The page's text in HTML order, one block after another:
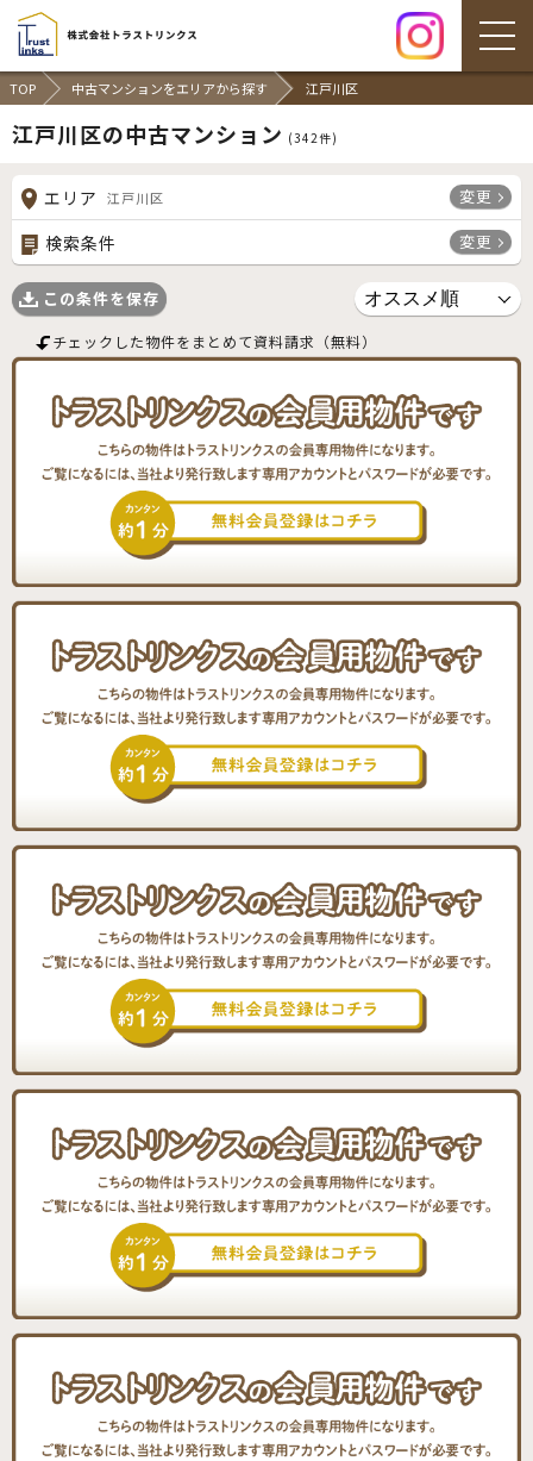
TOP 中古マンションをエリアから探す 江戸川区
江戸川区の中古マンション (342件)
エリア 江戸川区 変更
検索条件 変更
この条件を保存
チェックした物件をまとめて資料請求（無料）